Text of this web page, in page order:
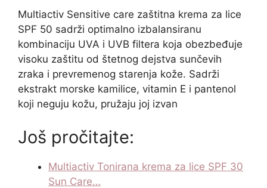
Multiactiv Sensitive care zaštitna krema za lice
SPF 50 sadrži optimalno izbalansiranu
kombinaciju UVA i UVB filtera koja obezbeđuje
visoku zaštitu od štetnog dejstva sunčevih
zraka i prevremenog starenja kože. Sadrži
ekstrakt morske kamilice, vitamin E i pantenol
koji neguju kožu, pružaju joj izvan
Još pročitajte:
Multiactiv Tonirana krema za lice SPF 30
Sun Care…